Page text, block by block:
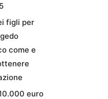
figli per
come e
euro